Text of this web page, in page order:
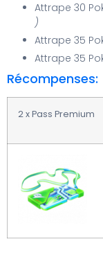
Attrape 30
)
Attrape 35
Attrape 35
Récompenses:
2 x Pass Premium